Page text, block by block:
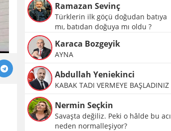
Ramazan Sevinç
Türklerin ilk göçü doğudan batıya
mı, batıdan doğuya mı oldu ?
Karaca Bozgeyik
AYNA
Abdullah Yeniekinci
KABAK TADI VERMEYE BAŞLADINIZ
Nermin Seçkin
Savaşta değiliz. Peki o hâlde bu acı
neden normalleşiyor?